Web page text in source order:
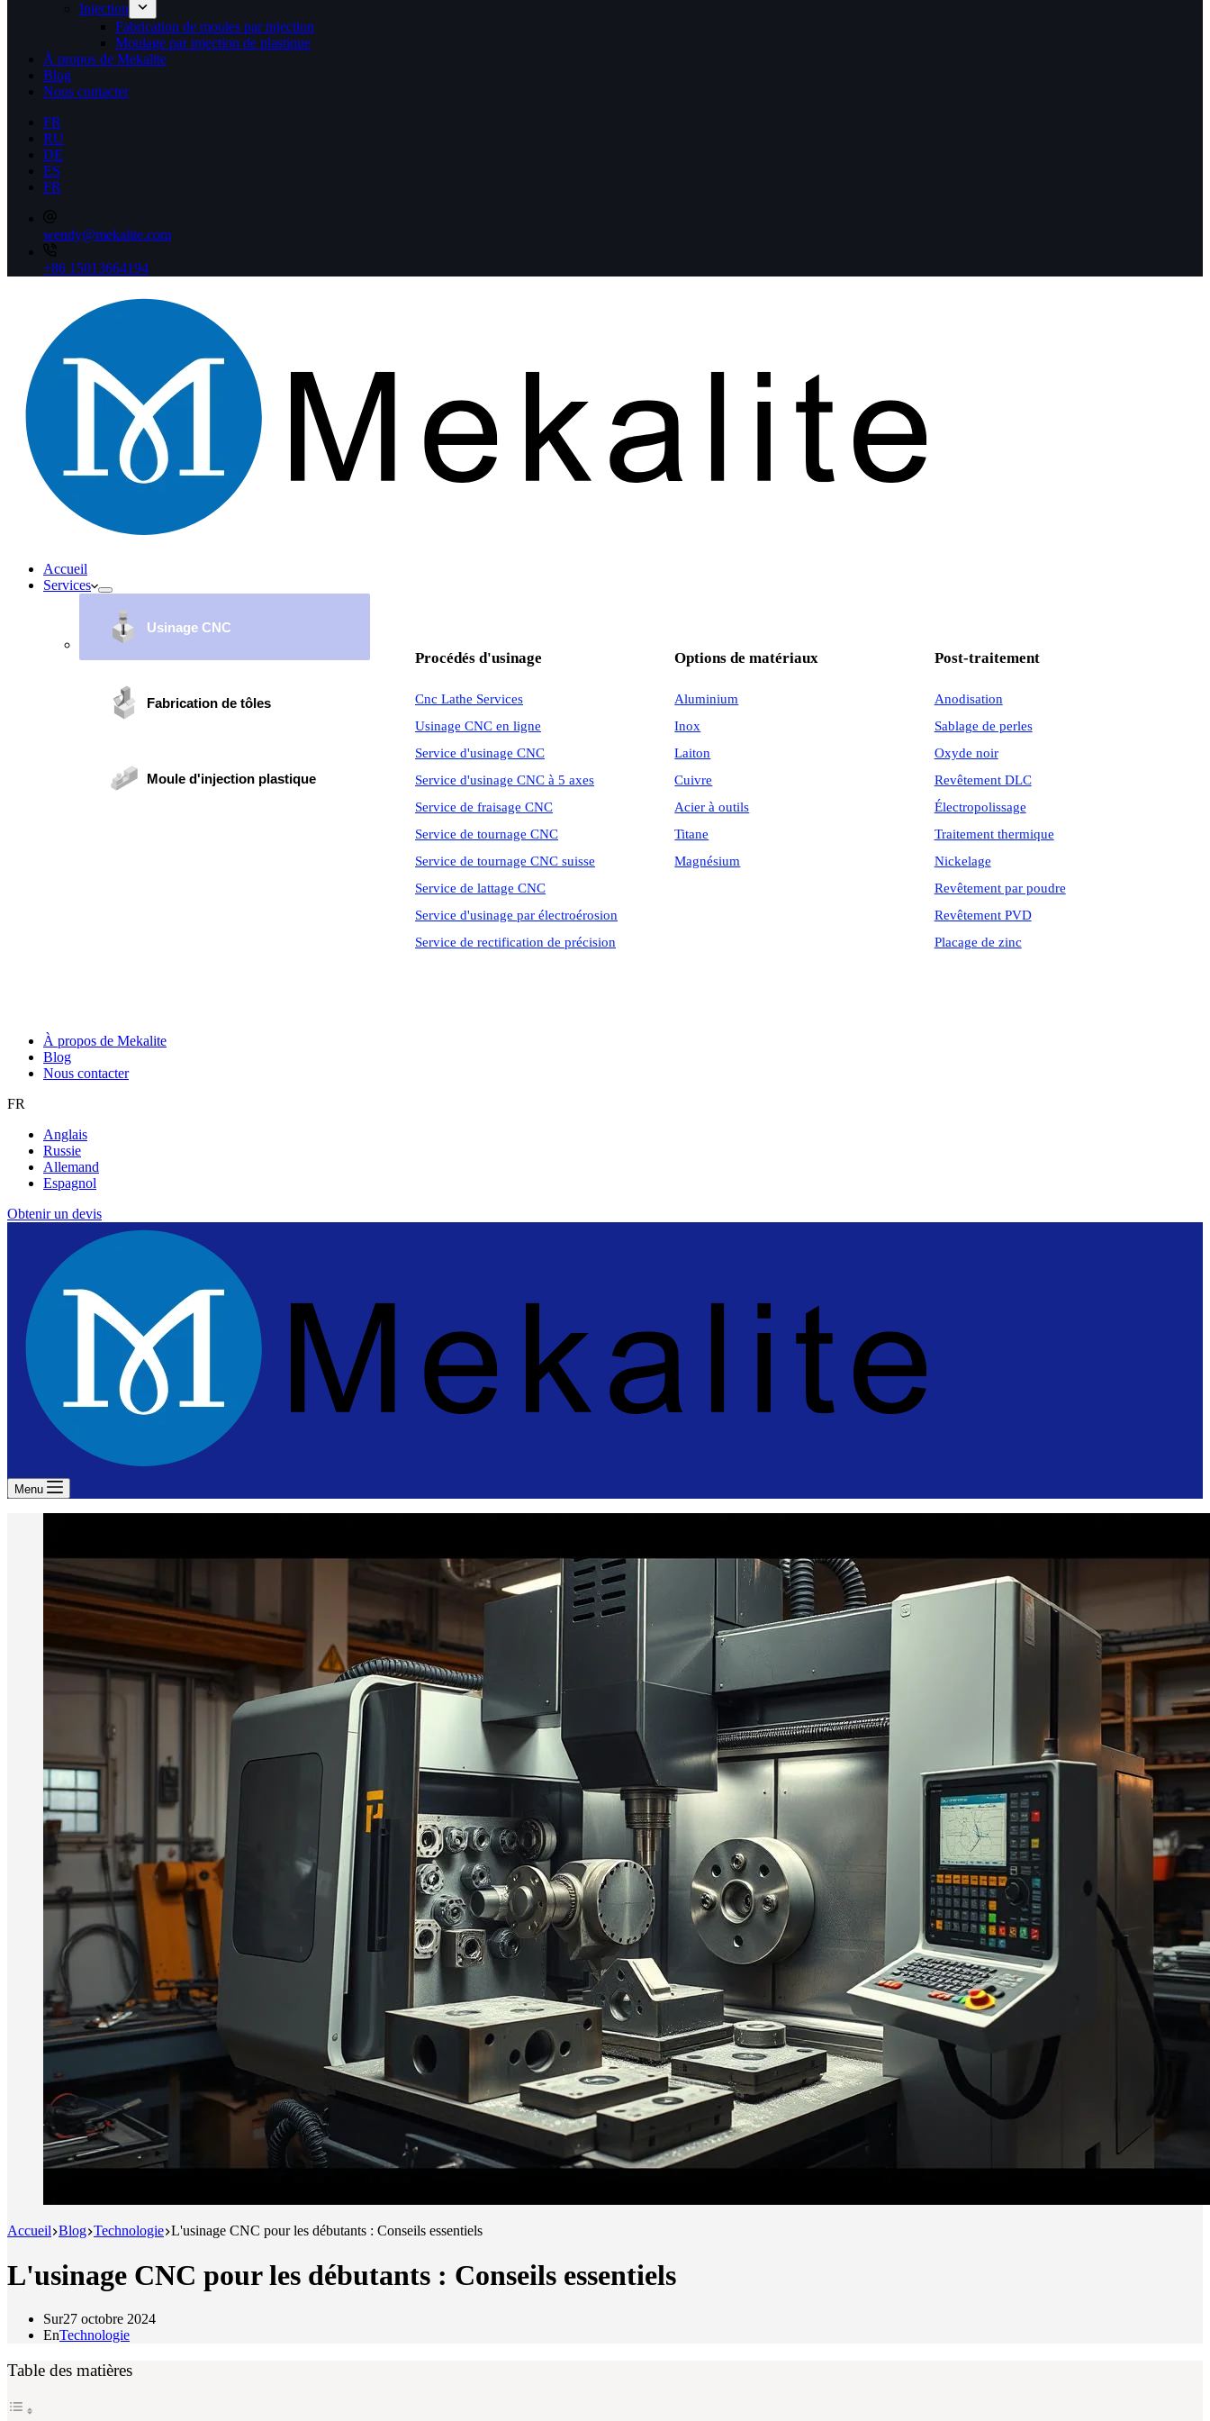
Injection
Fabrication de moules par injection
Moulage par injection de plastique
À propos de Mekalite
Blog
Nous contacter
FR
RU
DE
ES
FR
wendy@mekalite.com
+86 15013664194
Accueil
Services
Usinage CNC
Fabrication de tôles
Moule d'injection plastique
Procédés d'usinage
Cnc Lathe Services
Usinage CNC en ligne
Service d'usinage CNC
Service d'usinage CNC à 5 axes
Service de fraisage CNC
Service de tournage CNC
Service de tournage CNC suisse
Service de lattage CNC
Service d'usinage par électroérosion
Service de rectification de précision
Options de matériaux
Aluminium
Inox
Laiton
Cuivre
Acier à outils
Titane
Magnésium
Post-traitement
Anodisation
Sablage de perles
Oxyde noir
Revêtement DLC
Électropolissage
Traitement thermique
Nickelage
Revêtement par poudre
Revêtement PVD
Placage de zinc
À propos de Mekalite
Blog
Nous contacter
FR
Anglais
Russie
Allemand
Espagnol
Obtenir un devis
Menu
Accueil Blog Technologie L'usinage CNC pour les débutants : Conseils essentiels
L'usinage CNC pour les débutants : Conseils essentiels
Sur27 octobre 2024
EnTechnologie
Table des matières